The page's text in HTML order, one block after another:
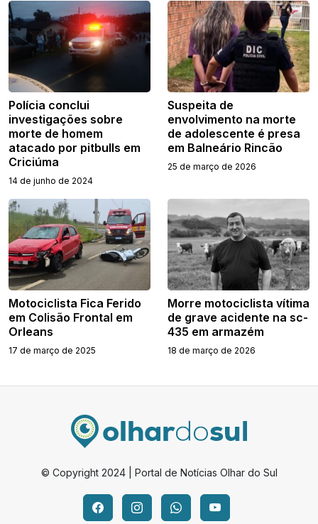
Polícia conclui
investigações sobre
morte de homem
atacado por pitbulls em
Criciúma
14 de junho de 2024
Suspeita de
envolvimento na morte
de adolescente é presa
em Balneário Rincão
25 de março de 2026
Motociclista Fica Ferido
em Colisão Frontal em
Orleans
17 de março de 2025
Morre motociclista vítima
de grave acidente na sc-
435 em armazém
18 de março de 2026
© Copyright 2024 | Portal de Notícias Olhar do Sul